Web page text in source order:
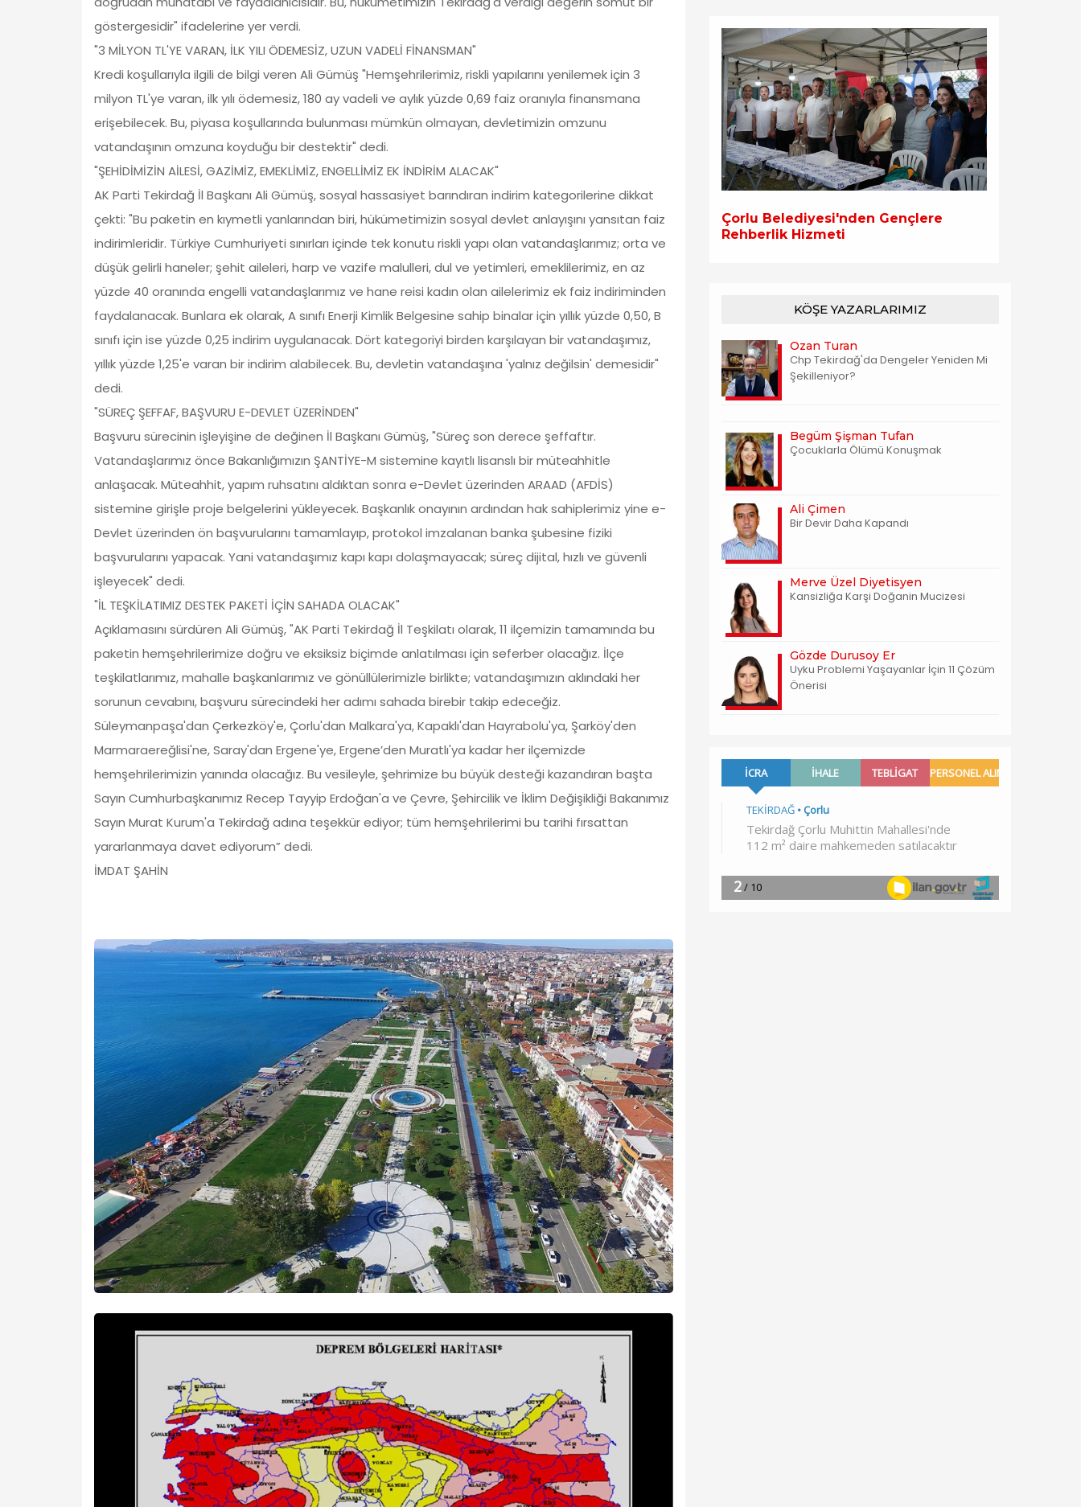
göstergesidir" ifadelerine yer verdi.
"3 MİLYON TL'YE VARAN, İLK YILI ÖDEMESİZ, UZUN VADELİ FİNANSMAN"
Kredi koşullarıyla ilgili de bilgi veren Ali Gümüş "Hemşehrilerimiz, riskli yapılarını yenilemek için 3
milyon TL'ye varan, ilk yılı ödemesiz, 180 ay vadeli ve aylık yüzde 0,69 faiz oranıyla finansmana
erişebilecek. Bu, piyasa koşullarında bulunması mümkün olmayan, devletimizin omzunu
vatandaşının omzuna koyduğu bir destektir" dedi.
"ŞEHİDİMİZİN AİLESİ, GAZİMİZ, EMEKLİMİZ, ENGELLİMİZ EK İNDİRİM ALACAK"
AK Parti Tekirdağ İl Başkanı Ali Gümüş, sosyal hassasiyet barındıran indirim kategorilerine dikkat
çekti: "Bu paketin en kıymetli yanlarından biri, hükümetimizin sosyal devlet anlayışını yansıtan faiz
indirimleridir. Türkiye Cumhuriyeti sınırları içinde tek konutu riskli yapı olan vatandaşlarımız; orta ve
düşük gelirli haneler; şehit aileleri, harp ve vazife malulleri, dul ve yetimleri, emeklilerimiz, en az
yüzde 40 oranında engelli vatandaşlarımız ve hane reisi kadın olan ailelerimiz ek faiz indiriminden
faydalanacak. Bunlara ek olarak, A sınıfı Enerji Kimlik Belgesine sahip binalar için yıllık yüzde 0,50, B
sınıfı için ise yüzde 0,25 indirim uygulanacak. Dört kategoriyi birden karşılayan bir vatandaşımız,
yıllık yüzde 1,25'e varan bir indirim alabilecek. Bu, devletin vatandaşına 'yalnız değilsin' demesidir"
dedi.
"SÜREÇ ŞEFFAF, BAŞVURU E-DEVLET ÜZERİNDEN"
Başvuru sürecinin işleyişine de değinen İl Başkanı Gümüş, "Süreç son derece şeffaftır.
Vatandaşlarımız önce Bakanlığımızın ŞANTİYE-M sistemine kayıtlı lisanslı bir müteahhitle
anlaşacak. Müteahhit, yapım ruhsatını aldıktan sonra e-Devlet üzerinden ARAAD (AFDİS)
sistemine girişle proje belgelerini yükleyecek. Başkanlık onayının ardından hak sahiplerimiz yine e-
Devlet üzerinden ön başvurularını tamamlayıp, protokol imzalanan banka şubesine fiziki
başvurularını yapacak. Yani vatandaşımız kapı kapı dolaşmayacak; süreç dijital, hızlı ve güvenli
işleyecek" dedi.
"İL TEŞKİLATIMIZ DESTEK PAKETİ İÇİN SAHADA OLACAK"
Açıklamasını sürdüren Ali Gümüş, "AK Parti Tekirdağ İl Teşkilatı olarak, 11 ilçemizin tamamında bu
paketin hemşehrilerimize doğru ve eksiksiz biçimde anlatılması için seferber olacağız. İlçe
teşkilatlarımız, mahalle başkanlarımız ve gönüllülerimizle birlikte; vatandaşımızın aklındaki her
sorunun cevabını, başvuru sürecindeki her adımı sahada birebir takip edeceğiz.
Süleymanpaşa'dan Çerkezköy'e, Çorlu'dan Malkara'ya, Kapaklı'dan Hayrabolu'ya, Şarköy'den
Marmaraereğlisi'ne, Saray'dan Ergene'ye, Ergene’den Muratlı'ya kadar her ilçemizde
hemşehrilerimizin yanında olacağız. Bu vesileyle, şehrimize bu büyük desteği kazandıran başta
Sayın Cumhurbaşkanımız Recep Tayyip Erdoğan'a ve Çevre, Şehircilik ve İklim Değişikliği Bakanımız
Sayın Murat Kurum'a Tekirdağ adına teşekkür ediyor; tüm hemşehrilerimi bu tarihi fırsattan
yararlanmaya davet ediyorum” dedi.
İMDAT ŞAHİN
Çorlu Belediyesi'nden Gençlere
Rehberlik Hizmeti
KÖŞE YAZARLARIMIZ
Ozan Turan
Chp Tekirdağ'da Dengeler Yeniden Mi
Şekilleniyor?
Begüm Şişman Tufan
Çocuklarla Ölümü Konuşmak
Ali Çimen
Bir Devir Daha Kapandı
Merve Üzel Diyetisyen
Kansizliğa Karşi Doğanin Mucizesi
Gözde Durusoy Er
Uyku Problemi Yaşayanlar İçin 11 Çözüm
Önerisi